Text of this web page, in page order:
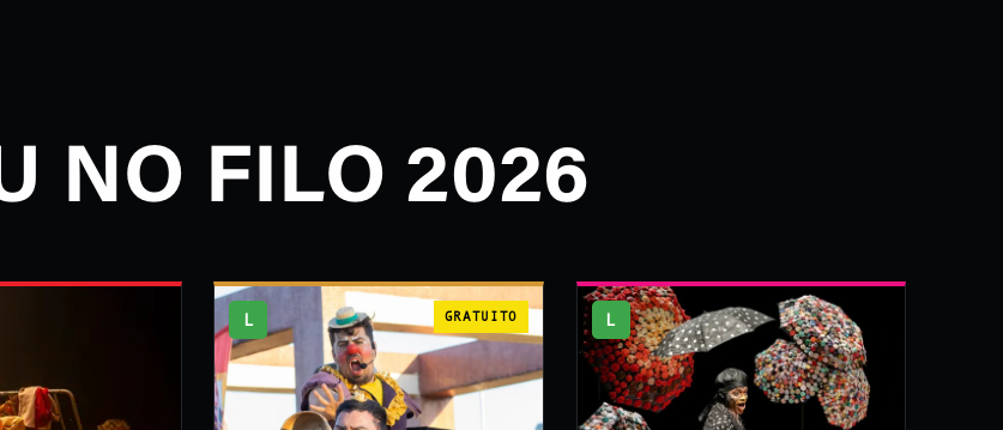
NO FILO 2026
L GRATUITO L